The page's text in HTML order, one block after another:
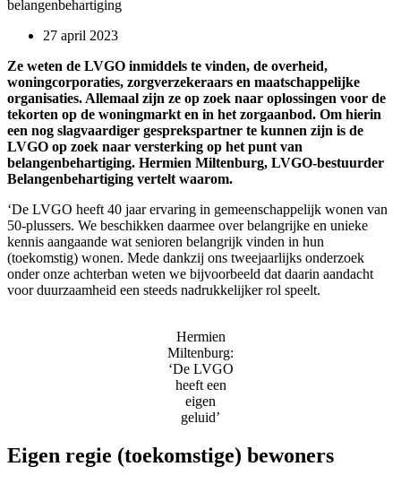
belangenbehartiging
27 april 2023
Ze weten de LVGO inmiddels te vinden, de overheid,
woningcorporaties, zorgverzekeraars en maatschappelijke
organisaties. Allemaal zijn ze op zoek naar oplossingen voor de
tekorten op de woningmarkt en in het zorgaanbod. Om hierin
een nog slagvaardiger gesprekspartner te kunnen zijn is de
LVGO op zoek naar versterking op het punt van
belangenbehartiging. Hermien Miltenburg, LVGO-bestuurder
Belangenbehartiging vertelt waarom.
‘De LVGO heeft 40 jaar ervaring in gemeenschappelijk wonen van
50-plussers. We beschikken daarmee over belangrijke en unieke
kennis aangaande wat senioren belangrijk vinden in hun
(toekomstig) wonen. Mede dankzij ons tweejaarlijks onderzoek
onder onze achterban weten we bijvoorbeeld dat daarin aandacht
voor duurzaamheid een steeds nadrukkelijker rol speelt.
Hermien
Miltenburg:
‘De LVGO
heeft een
eigen
geluid’
Eigen regie (toekomstige) bewoners